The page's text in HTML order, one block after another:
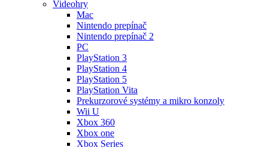
Videohry
Mac
Nintendo prepínač
Nintendo prepínač 2
PC
PlayStation 3
PlayStation 4
PlayStation 5
PlayStation Vita
Prekurzorové systémy a mikro konzoly
Wii U
Xbox 360
Xbox one
Xbox Series